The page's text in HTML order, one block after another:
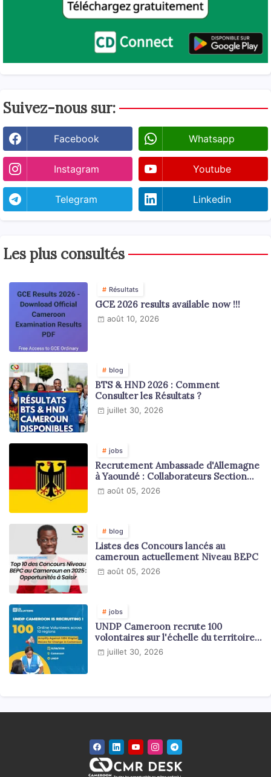
Suivez-nous sur:
Facebook Whatsapp
Instagram Youtube
Telegram Linkedin
Les plus consultés
Résultats
GCE 2026 results available now !!!
août 10, 2026
blog
BTS & HND 2026 : Comment
Consulter les Résultats ?
juillet 30, 2026
jobs
Recrutement Ambassade d'Allemagne
à Yaoundé : Collaborateurs Section
Juridique et Consulaire
août 05, 2026
blog
Listes des Concours lancés au
cameroun actuellement Niveau BEPC
août 05, 2026
jobs
UNDP Cameroon recrute 100
volontaires sur l'échelle du territoire
national
juillet 30, 2026